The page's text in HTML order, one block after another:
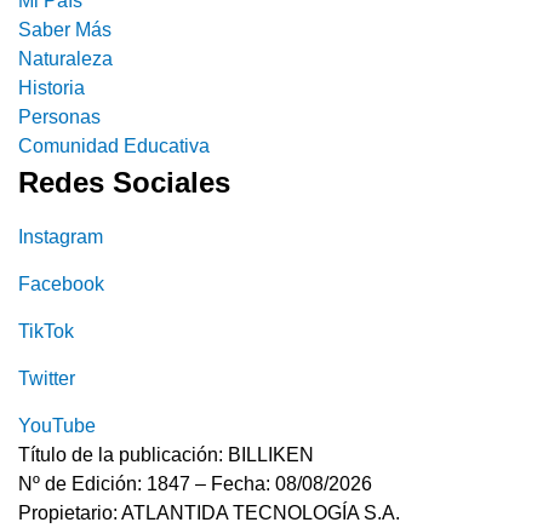
Saber Más
Naturaleza
Historia
Personas
Comunidad Educativa
Redes Sociales
Instagram
Facebook
TikTok
Twitter
YouTube
Título de la publicación: BILLIKEN
Nº de Edición: 1847 – Fecha: 08/08/2026
Propietario: ATLANTIDA TECNOLOGÍA S.A.